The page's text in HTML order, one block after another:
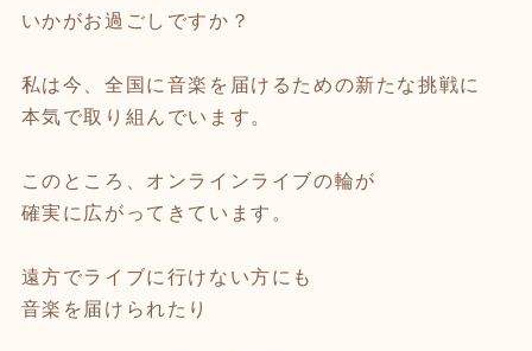
いかがお過ごしですか？
私は今、全国に音楽を届けるための新たな挑戦に
本気で取り組んでいます。
このところ、オンラインライブの輪が
確実に広がってきています。
遠方でライブに行けない方にも
音楽を届けられたり